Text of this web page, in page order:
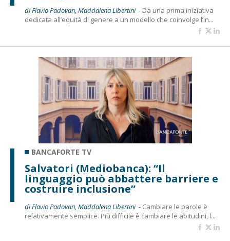
di Flavio Padovan, Maddalena Libertini - Da una prima iniziativa
dedicata all’equità di genere a un modello che coinvolge l’in...
BANCAFORTE TV
Salvatori (Mediobanca): “Il
linguaggio può abbattere barriere e
costruire inclusione”
di Flavio Padovan, Maddalena Libertini - Cambiare le parole è
relativamente semplice. Più difficile è cambiare le abitudini, l...